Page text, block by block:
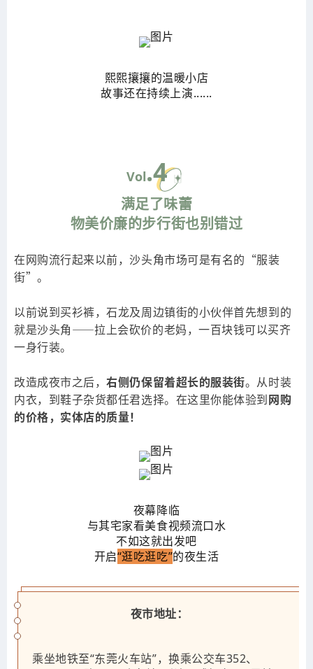
熙熙攘攘的温暖小店
故事还在持续上演......
Vol.4
满足了味蕾
物美价廉的步行街也别错过
在网购流行起来以前，沙头角市场可是有名的“服装
街”。
以前说到买衫裤，石龙及周边镇街的小伙伴首先想到的
就是沙头角——拉上会砍价的老妈，一百块钱可以买齐
一身行装。
改造成夜市之后，右侧仍保留着超长的服装街。从时装
内衣，到鞋子杂货都任君选择。在这里你能体验到网购
的价格，实体店的质量！
夜幕降临
与其宅家看美食视频流口水
不如这就出发吧
开启“逛吃逛吃”的夜生活
夜市地址：
乘坐地铁至“东莞火车站”，换乘公交车352、